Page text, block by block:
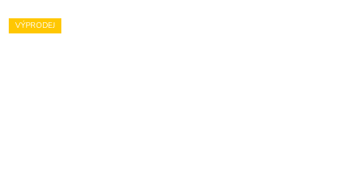
VÝPRODEJ